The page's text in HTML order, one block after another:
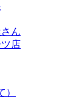
ん
店
）